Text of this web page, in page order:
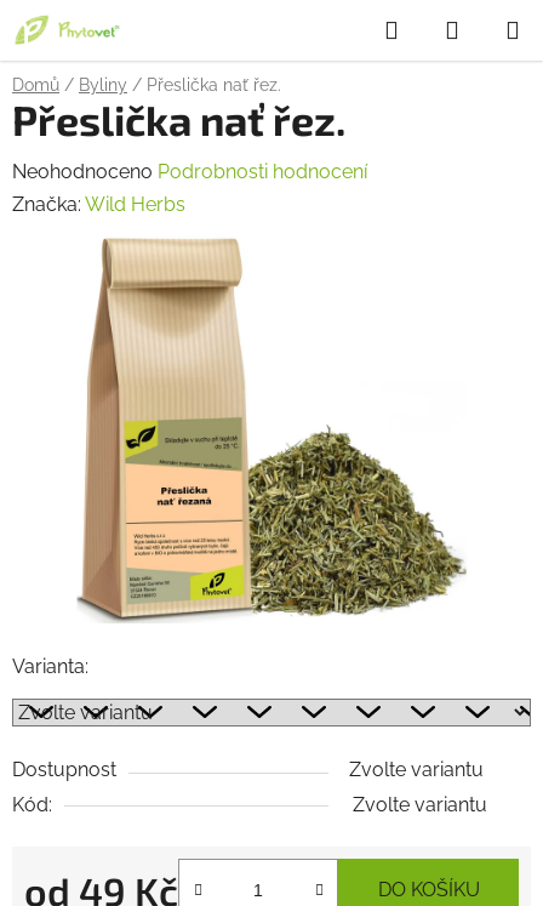
Přejít
na
obsah
Hledat
KOŠÍK
Domů / Byliny / Přeslička nať řez.
Varianta:
Dostupnost
Zvolte variantu
Kód:
Zvolte variantu
od 49 Kč DO KOŠÍKU
Přeslička nať řez.
Průměrné
hodnocení
hvězdiček.
Neohodnoceno Podrobnosti hodnocení
Značka: Wild Herbs